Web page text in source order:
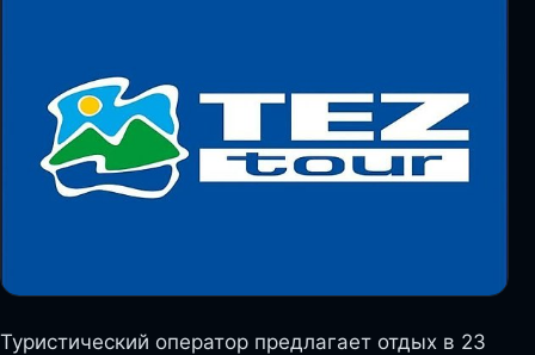
Туристический оператор предлагает отдых в 23